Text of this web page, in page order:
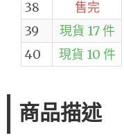
38
售完
39
現貨 17 件
40
現貨 10 件
商品描述